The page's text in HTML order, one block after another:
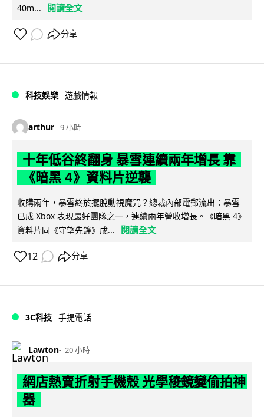
40m...
閱讀全文
分享
科技娛樂 遊戲情報
arthur 9 小時
十年低谷終翻身 暴雪連續兩年增長 靠
《暗黑 4》資料片逆襲
收購兩年，暴雪終於擺脫動視魔咒？總裁內部電郵流出：暴雪
已成 Xbox 表現最好團隊之一，連續兩年營收增長。《暗黑 4》
資料片同《守望先鋒》成...
閱讀全文
12 分享
3C科技 手提電話
Lawton 20 小時
網店熱賣折射手機殼 光學稜鏡變偷拍神
器